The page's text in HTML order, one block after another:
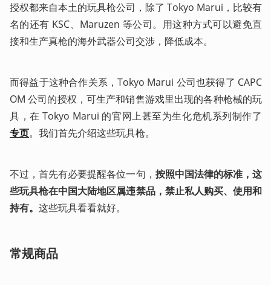
授权都来自本土的玩具枪公司，除了 Tokyo Marui，比较有
名的还有 KSC、Maruzen 等公司。用这种方式可以避免直
接和生产真枪的海外武器公司交涉，降低成本。
而得益于这种合作关系，Tokyo Marui 公司也获得了 CAPC
OM 公司的授权，可生产和销售游戏里出现的各种枪械的玩
具，在 Tokyo Marui 的官网上甚至为生化危机系列制作了
专页。我们首先介绍这些玩具枪。
不过，首先有必要提醒各位一句， 按照中国法律的标准，这
些玩具枪在中国大陆地区属违禁品，禁止私人购买、使用和
持有。 这些玩具看看就好。
常规商品